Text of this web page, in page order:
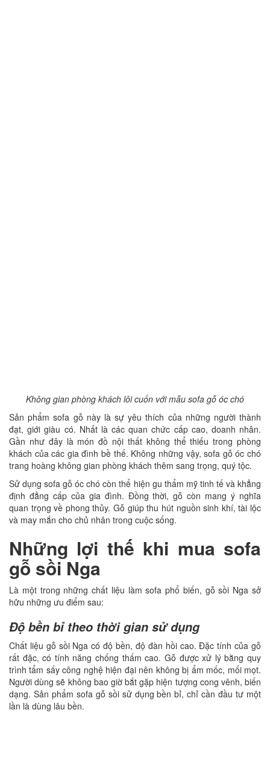
Không gian phòng khách lôi cuốn với mẫu sofa gỗ óc chó
Sản phẩm sofa gỗ này là sự yêu thích của những người thành
đạt, giới giàu có. Nhất là các quan chức cấp cao, doanh nhân.
Gần như đây là món đồ nội thất không thể thiếu trong phòng
khách của các gia đình bề thế. Không những vậy, sofa gỗ óc chó
trang hoàng không gian phòng khách thêm sang trọng, quý tộc.
Sử dụng sofa gỗ óc chó còn thể hiện gu thẩm mỹ tinh tế và khẳng
định đẳng cấp của gia đình. Đồng thời, gỗ còn mang ý nghĩa
quan trọng về phong thủy. Gỗ giúp thu hút nguồn sinh khí, tài lộc
và may mắn cho chủ nhân trong cuộc sống.
Những lợi thế khi mua sofa
gỗ sồi Nga
Là một trong những chất liệu làm sofa phổ biến, gỗ sồi Nga sở
hữu những ưu điểm sau:
Độ bền bỉ theo thời gian sử dụng
Chất liệu gỗ sồi Nga có độ bền, độ đàn hồi cao. Đặc tính của gỗ
rất đặc, có tính năng chống thấm cao. Gỗ được xử lý bằng quy
trình tẩm sấy công nghệ hiện đại nên không bị ẩm mốc, mối mọt.
Người dùng sẽ không bao giờ bắt gặp hiện tượng cong vênh, biến
dạng. Sản phẩm sofa gỗ sồi sử dụng bền bỉ, chỉ cần đầu tư một
lần là dùng lâu bền.